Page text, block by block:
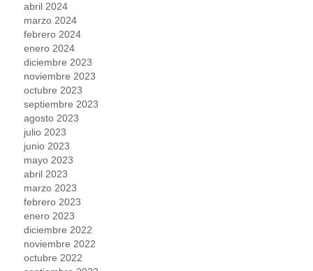
abril 2024
marzo 2024
febrero 2024
enero 2024
diciembre 2023
noviembre 2023
octubre 2023
septiembre 2023
agosto 2023
julio 2023
junio 2023
mayo 2023
abril 2023
marzo 2023
febrero 2023
enero 2023
diciembre 2022
noviembre 2022
octubre 2022